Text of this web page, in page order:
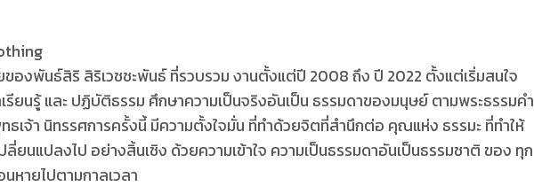
องพันธ์สิริ สิริเวชชะพันธ์ ที่รวบรวม งานตั้งแต่ปี 2008 ถึง ปี 2022 ตั้งแต่เริ่มสนใจ
เรียนรู้ และ ปฏิบัติธรรม ศึกษาความเป็นจริงอันเป็น ธรรมดาของมนุษย์ ตามพระธรรมคำ
เจ้า นิทรรศการครั้งนี้ มีความตั้งใจมั่น ที่ทำด้วยจิตที่สำนึกต่อ คุณแห่ง ธรรมะ ที่ทำให้
ยนแปลงไป อย่างสิ้นเชิง ด้วยความเข้าใจ ความเป็นธรรมดาอันเป็นธรรมชาติ ของ ทุก
หายไปตามกาลเวลา